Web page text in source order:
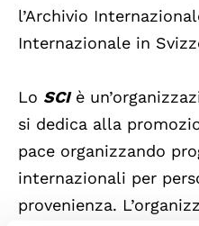
l’Archivio
Internazionale in
Lo SCIè
si dedica alla
pace organizzando
internazionali per
provenienza.